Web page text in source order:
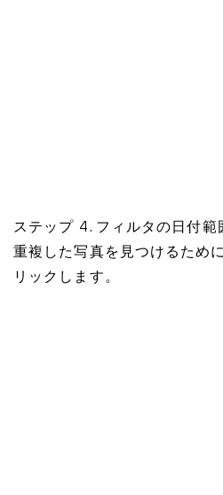
ステップ 4. フィルタの日付範
重複した写真を見つけるため
リックします。